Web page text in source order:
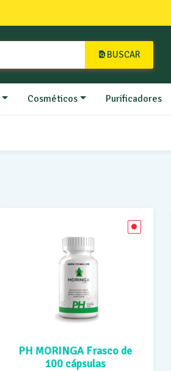
BUSCAR
Cosméticos Purificadores
PH MORINGA Frasco de
100 cápsulas